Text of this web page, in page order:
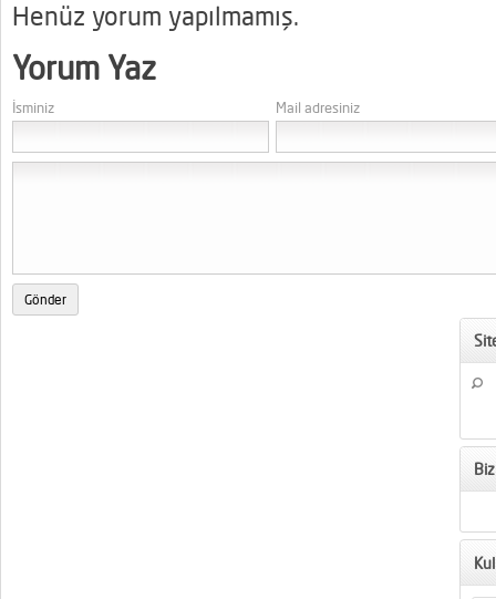
Henüz yorum yapılmamış.
Yorum Yaz
İsminiz Mail adresiniz